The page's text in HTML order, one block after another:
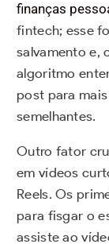
finanças
fintech; esse
salvamento e,
algoritmo
post para
semelhantes.
Outro fator
em vídeos
Reels. Os
para fisgar o
assiste ao